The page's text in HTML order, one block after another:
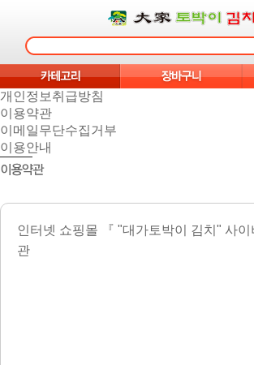
개인정보취급방침
이용약관
이메일무단수집거부
이용안내
인터넷 쇼핑몰 『 "대가토박이 김치" 사
관